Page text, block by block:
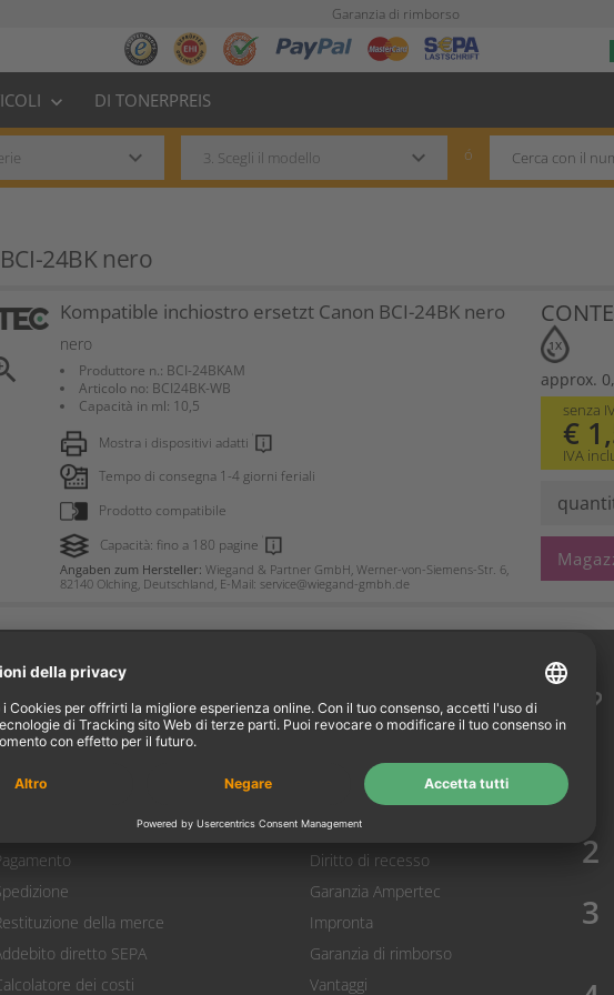
Garanzia di rimborso
keyboard_arrow_down DI TONERPREIS
keyboard_arrow_down keyboard_arrow_down ó
24BK nero
Kompatible inchiostro ersetzt Canon BCI-24BK nero
nero
Produttore n.: BCI-24BKAM
Articolo no: BCI24BK-WB
Capacità in ml: 10,5
Mostra i dispositivi adatti
Tempo di consegna 1-4 giorni feriali
Prodotto compatibile
Capacità: fino a 180 pagine
Angaben zum Hersteller: Wiegand & Partner GmbH, Werner-von-Siemens-Str. 6,
82140 Olching, Deutschland, E-Mail: service@wiegand-gmbh.de
1X
approx.
senza
€
IVA
mio account
della merce
diretto SEPA
dei costi
Informazioni
Riguardo a noi
Condizioni
protezione dati
Diritto di recesso
Garanzia Ampertec
Impronta
Garanzia di rimborso
Vantaggi